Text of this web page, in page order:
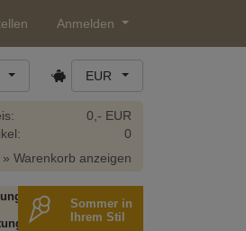
Anmelden
EUR
0,- EUR
0
» Warenkorb anzeigen
Sommer in
Ihrem Stil